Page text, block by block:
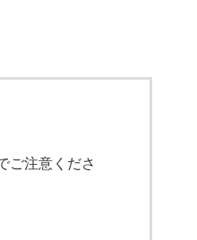
ご注意くださ